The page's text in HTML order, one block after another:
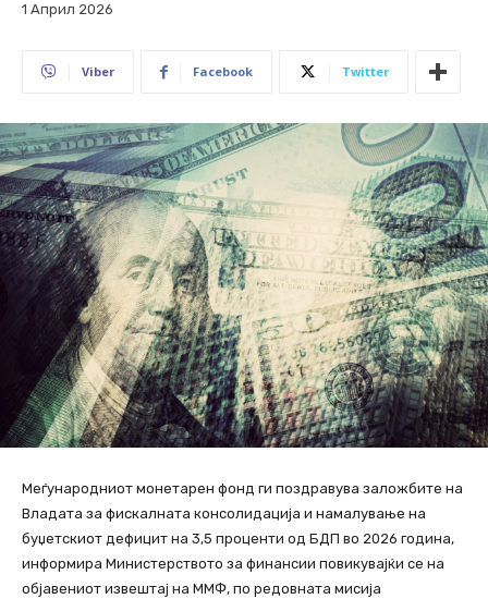
1 Април 2026
Viber Facebook Twitter
Меѓународниот монетарен фонд ги поздравува заложбите на
Владата за фискалната консолидација и намалување на
буџетскиот дефицит на 3,5 проценти од БДП во 2026 година,
информира Министерството за финансии повикувајќи се на
објавениот извештај на ММФ, по редовната мисија